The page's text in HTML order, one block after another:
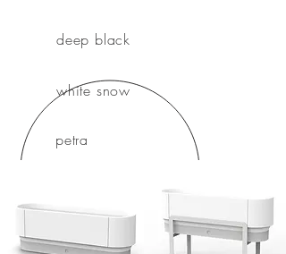
deep black
white snow
petra